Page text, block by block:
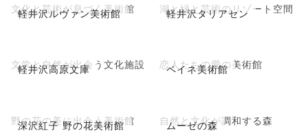
軽井沢ルヴァン美術館
文化と芸術が息づく美術館 軽井沢タリアセン
湖と緑と芸術のリゾート空間
軽井沢高原文庫
文学と自然が出会う文化施設 ペイネ美術館
恋人たちの愛の美術館
深沢紅子 野の花美術館
野の花の美に出会う美術館 ムーゼの森
自然と文化が調和する森